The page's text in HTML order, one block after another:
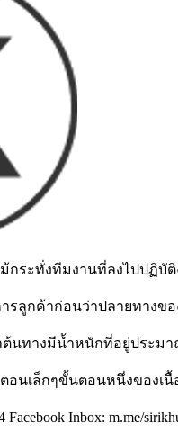
ระทั่งทีมงานที่ลงไปปฏิบั
รลูกค้าก่อนว่าปลายทางข
ทางมีน้ำหนักที่อยู่ประมา
อนเล็กๆขั้นตอนหนึ่งของเ
Inbox: m.me/